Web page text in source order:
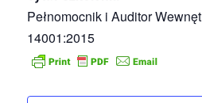
Pełnomocnik i Auditor
14001:2015